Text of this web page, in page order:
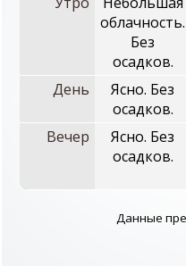
облачность.
Без
осадков.
День
Ясно. Без
осадков.
Вечер
Ясно. Без
осадков.
Данные